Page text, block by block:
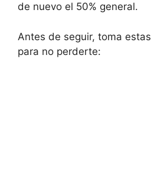
de nuevo el 50% general.
Antes de seguir, toma estas
para no perderte: